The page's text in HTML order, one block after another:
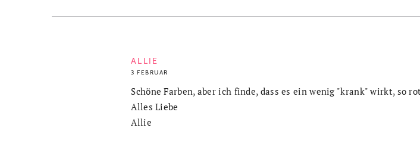
ALLIE
3 FEBRUAR
Schöne Farben, aber ich finde, dass es ein wenig "krank" wirkt, so
Alles Liebe
Allie